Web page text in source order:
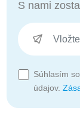
S nami
Súhlasím
údajov.